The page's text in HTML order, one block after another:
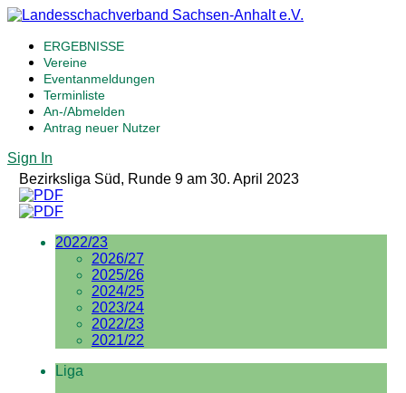
ERGEBNISSE
Vereine
Eventanmeldungen
Terminliste
An-/Abmelden
Antrag neuer Nutzer
Sign In
Bezirksliga Süd, Runde 9 am 30. April 2023
2022/23
2026/27
2025/26
2024/25
2023/24
2022/23
2021/22
Liga